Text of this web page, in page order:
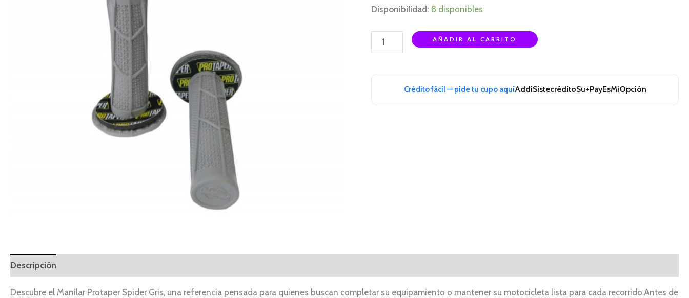
Disponibilidad: 8 disponibles
AÑADIR AL CARRITO
Crédito fácil — pide tu cupo aquíAddiSistecréditoSu+PayEsMiOpción
Descripción
Descubre el Manilar Protaper Spider Gris, una referencia pensada para quienes buscan completar su equipamiento o mantener su motocicleta lista para cada recorrido.Antes de